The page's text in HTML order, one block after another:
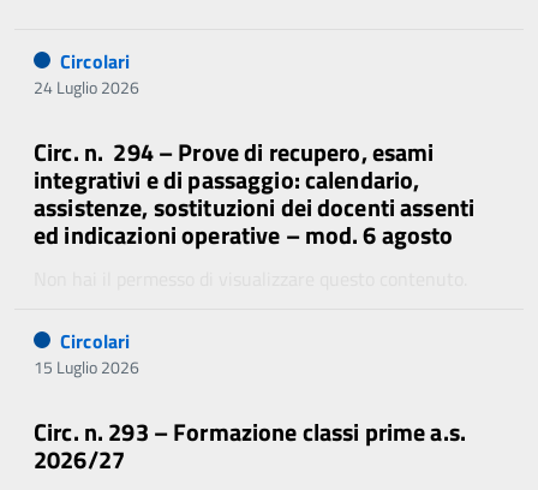
Circolari
24 Luglio 2026
Circ. n. 294 – Prove di recupero, esami
integrativi e di passaggio: calendario,
assistenze, sostituzioni dei docenti assenti
ed indicazioni operative – mod. 6 agosto
Circolari
15 Luglio 2026
Circ. n. 293 – Formazione classi prime a.s.
2026/27